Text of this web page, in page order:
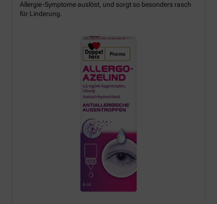
Allergie-Symptome auslöst, und sorgt so besonders rasch
für Linderung.